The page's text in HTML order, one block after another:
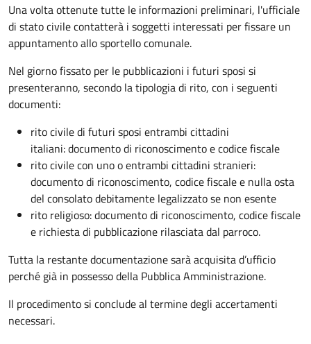
Una volta ottenute tutte le informazioni preliminari, l'ufficiale
di stato civile contatterà i soggetti interessati per fissare un
appuntamento allo sportello comunale.
Nel giorno fissato per le pubblicazioni i futuri sposi si
presenteranno, secondo la tipologia di rito, con i seguenti
documenti:
rito civile di futuri sposi entrambi cittadini
italiani: documento di riconoscimento e codice fiscale
rito civile con uno o entrambi cittadini stranieri:
documento di riconoscimento, codice fiscale e nulla osta
del consolato debitamente legalizzato se non esente
rito religioso: documento di riconoscimento, codice fiscale
e richiesta di pubblicazione rilasciata dal parroco.
Tutta la restante documentazione sarà acquisita d’ufficio
perché già in possesso della Pubblica Amministrazione.
Il procedimento si conclude al termine degli accertamenti
necessari.